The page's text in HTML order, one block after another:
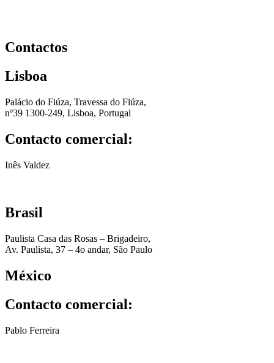
Contactos
Lisboa
Palácio do Fiúza, Travessa do Fiúza,
nº39 1300-249, Lisboa, Portugal
Contacto comercial:
Inês Valdez
Brasil
Paulista Casa das Rosas – Brigadeiro,
Av. Paulista, 37 – 4o andar, São Paulo
México
Contacto comercial:
Pablo Ferreira